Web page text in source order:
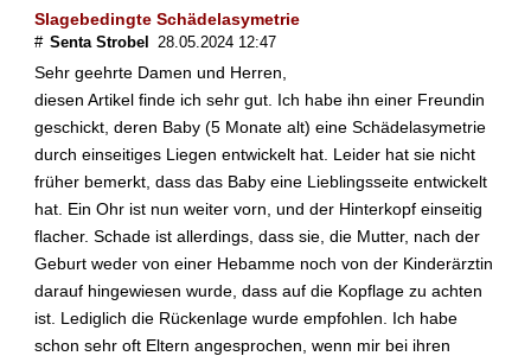
Slagebedingte Schädelasymetrie
# Senta Strobel 28.05.2024 12:47
Sehr geehrte Damen und Herren,
diesen Artikel finde ich sehr gut. Ich habe ihn einer Freundin
geschickt, deren Baby (5 Monate alt) eine Schädelasymetrie
durch einseitiges Liegen entwickelt hat. Leider hat sie nicht
früher bemerkt, dass das Baby eine Lieblingsseite entwickelt
hat. Ein Ohr ist nun weiter vorn, und der Hinterkopf einseitig
flacher. Schade ist allerdings, dass sie, die Mutter, nach der
Geburt weder von einer Hebamme noch von der Kinderärztin
darauf hingewiesen wurde, dass auf die Kopflage zu achten
ist. Lediglich die Rückenlage wurde empfohlen. Ich habe
schon sehr oft Eltern angesprochen, wenn mir bei ihren
n
K
n
d
b
e
s
t
m
m
t
e
H